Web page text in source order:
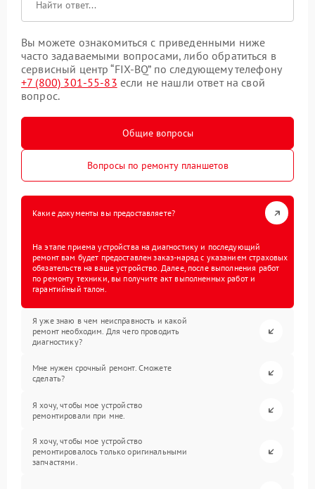
Вы можете ознакомиться с приведенными ниже
часто задаваемыми вопросами, либо обратиться в
сервисный центр “FIX-BQ” по следующему телефону
+7 (800) 301-55-83 если не нашли ответ на свой
вопрос.
Общие вопросы
Вопросы по ремонту планшетов
Какие документы вы предоставляете?
На этапе приема устройства на диагностику и последующий
ремонт вам будет предоставлен заказ-наряд с указанием страховых
обязательств на ваше устройство. Далее, после выполнения работ
по ремонту техники, вы получите акт выполненных работ и
гарантийный талон.
Я уже знаю в чем неисправность и какой
ремонт необходим. Для чего проводить
диагностику?
Мне нужен срочный ремонт. Сможете
сделать?
Я хочу, чтобы мое устройство
ремонтировали при мне.
Я хочу, чтобы мое устройство
ремонтировалось только оригинальными
запчастями.